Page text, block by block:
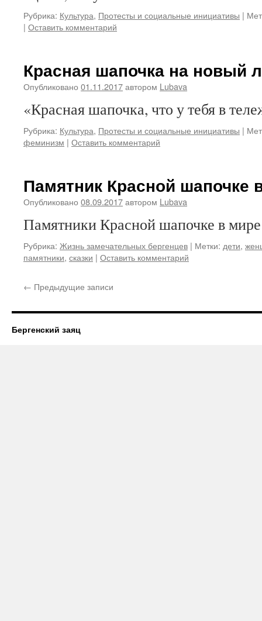
Рубрика: Культура, Протесты и социальные инициативы |
| Оставить комментарий
Красная шапочка на новый
Опубликовано 01.11.2017автором Lubava
«Красная шапочка, что у тебя в
Рубрика: Культура, Протесты и социальные инициативы |
феминизм | Оставить комментарий
Памятник Красной шапочке
Опубликовано 08.09.2017автором Lubava
Памятники Красной шапочке в
Рубрика: Жизнь замечательных бергенцев | Метки: дети,
памятники, сказки | Оставить комментарий
← Предыдущие записи
Бергенский заяц